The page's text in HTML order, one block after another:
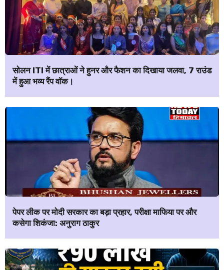
सोलन ITI में छात्राओं ने हुनर और फैशन का दिखाया जलवा, 7 राउंड
में हुआ भव्य रैंप वॉक।
पेपर लीक पर मोदी सरकार का बड़ा प्रहार, परीक्षा माफिया पर और
कसेगा शिकंजा: अनुराग ठाकुर